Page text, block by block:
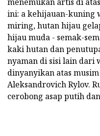
ini: a kehijauan-kuning
miring, hutan hijau
hijau muda - semak-
kaki hutan dan
nyaman di sisi lain dari
dinyanyikan atas
Aleksandrovich Rylov.
cerobong asap putih dan